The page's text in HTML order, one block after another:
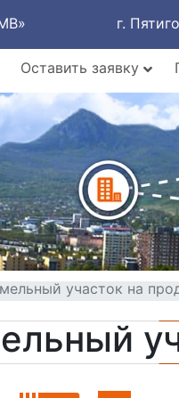
г.
Оставить заявку
участок на